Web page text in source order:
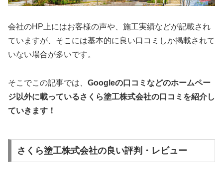
会社のHP上にはお客様の声や、施工実績などが記載され
ていますが、そこには基本的に良い口コミしか掲載されて
いない場合が多いです。
そこでこの記事では、 Googleの口コミなどのホームペー
ジ以外に載っているさくら塗工株式会社の口コミを紹介し
ていきます！
さくら塗工株式会社の良い評判・レビュー